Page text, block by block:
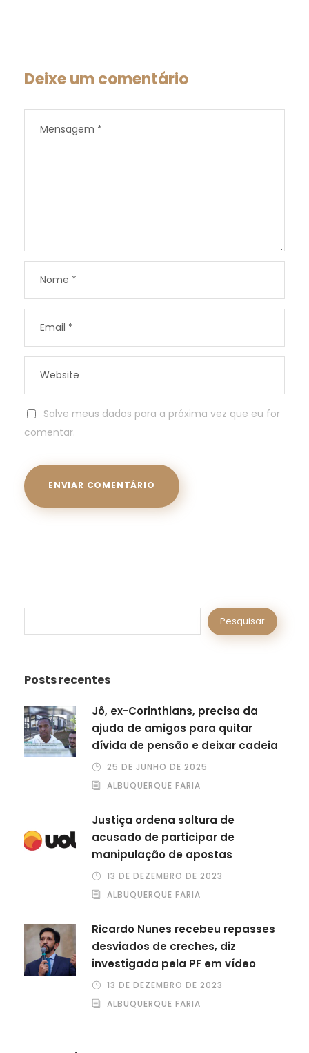
Deixe um comentário
Salve meus dados para a próxima vez que eu for
comentar.
e
q
i
s
a
Pesquisar
Posts recentes
Jô, ex-Corinthians, precisa da
ajuda de amigos para quitar
dívida de pensão e deixar cadeia
25 DE JUNHO DE 2025
ALBUQUERQUE FARIA
Justiça ordena soltura de
acusado de participar de
manipulação de apostas
13 DE DEZEMBRO DE 2023
ALBUQUERQUE FARIA
Ricardo Nunes recebeu repasses
desviados de creches, diz
investigada pela PF em vídeo
13 DE DEZEMBRO DE 2023
ALBUQUERQUE FARIA